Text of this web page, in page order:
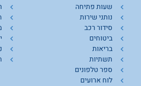
שעות פתיחה
נותני שירות
סידור רכב
ביטוחים
בריאות
תשתיות
ספר טלפונים
לוח ארועים